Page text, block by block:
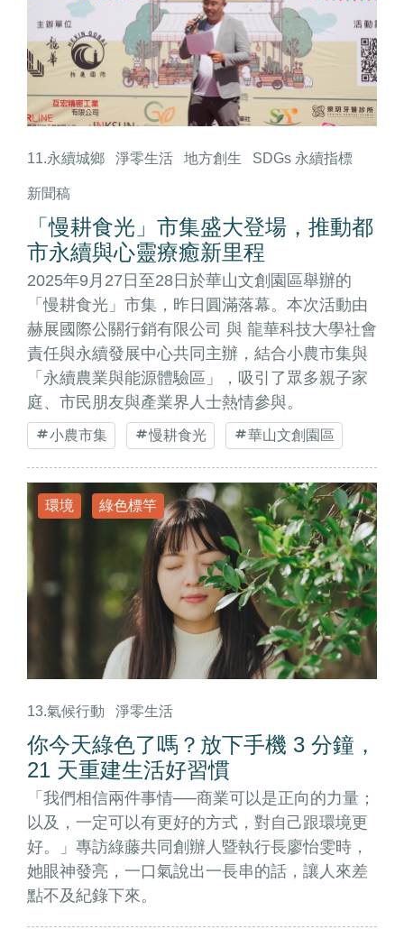
11.永續城鄉 淨零生活 地方創生 SDGs 永續指標
新聞稿
「慢耕食光」市集盛大登場，推動都
市永續與心靈療癒新里程
2025年9月27日至28日於華山文創園區舉辦的
「慢耕食光」市集，昨日圓滿落幕。本次活動由
赫展國際公關行銷有限公司 與 龍華科技大學社會
責任與永續發展中心共同主辦，結合小農市集與
「永續農業與能源體驗區」，吸引了眾多親子家
庭、市民朋友與產業界人士熱情參與。
小農市集 慢耕食光 華山文創園區
環境 綠色標竿
13.氣候行動 淨零生活
你今天綠色了嗎？放下手機 3 分鐘，
21 天重建生活好習慣
「我們相信兩件事情──商業可以是正向的力量；
以及，一定可以有更好的方式，對自己跟環境更
好。」專訪綠藤共同創辦人暨執行長廖怡雯時，
她眼神發亮，一口氣說出一長串的話，讓人來差
點不及紀錄下來。